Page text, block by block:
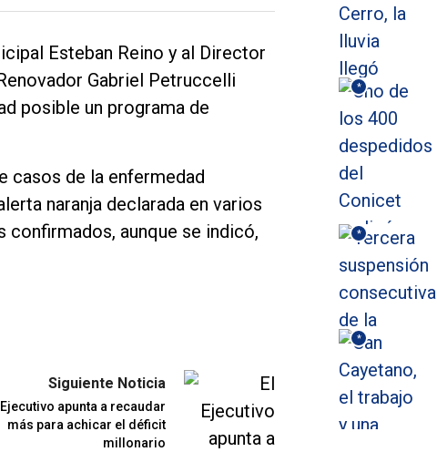
Esteban Reino y al Director
Gabriel Petruccelli
posible un programa de
casos de la enfermedad
naranja declarada en varios
confirmados, aunque se indicó,
Siguiente Noticia
Ejecutivo apunta a recaudar
más para achicar el déficit
millonario
*
*
*